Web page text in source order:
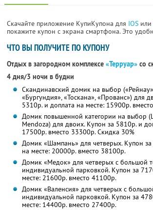
Скачайте приложение КупиКупона для IOS или
покажите купон с экрана смартфона. Это
ЧТО ВЫ ПОЛУЧИТЕ ПО КУПОНУ
Отдых в загородном комплексе «Терруар» со
4 дня/3 ночи в будни
Скандинавский домик на выбор
«Бургундия», «Тоскана», «Прованс») для
5310р. и доплата на месте: 15900р.
Домик повышенной категории на выбор
Mendoza) для двоих. Купон за 5810р. и
17500р. вместо 33300р. Скидка 30%
Домик «Шампань» для четверых. Купон
на месте: 20000р. вместо 38100р.
Домик «Медок» для четверых с большой
индивидуальной парковкой. Купон за
месте: 21600р. вместо 41100р.
Домик «Валенсия» для четверых с
индивидуальной парковкой. Купон за
месте: 14400р. вместо 27400р.